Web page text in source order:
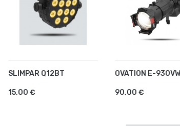
SLIMPAR Q12BT
15,00 €
AJOUTER AU PANIER OVATION E-930VW
90,00 €
AJOUTER AU